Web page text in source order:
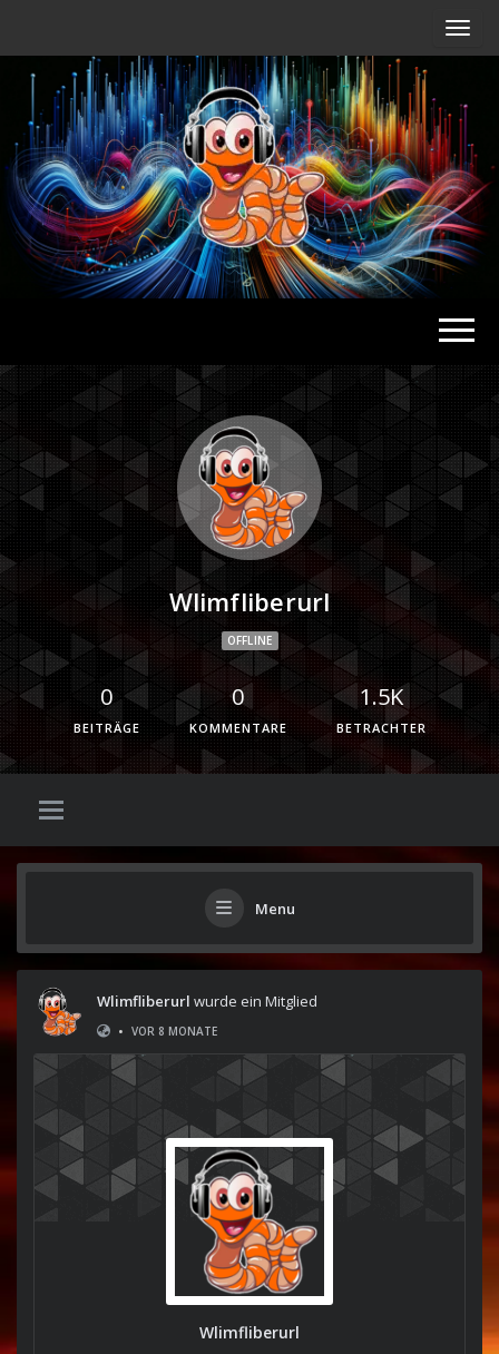
Radio
Wlimfliberurl
OFFLINE
0
BEITRÄGE
0
KOMMENTARE
1.5K
BETRACHTER
Menu
Wlimfliberurl wurde ein Mitglied
• VOR 8 MONATE
Wlimfliberurl